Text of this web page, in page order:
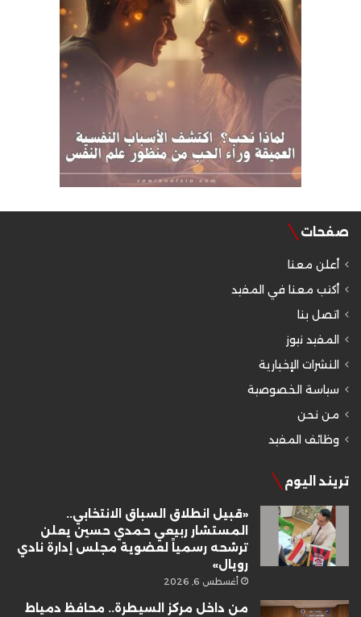
صفحات
أعلن معنا
أكتب معنا في المفيد
اتصل بنا
المفيد نيوز
النشرات الإخبارية
سياسة الخصوصية
من نحن
وظائف المفيد
تريند اليوم
«قبيل انطلاق السباق الانتخابي..
المستشار ربيعي حمدي حسين يعلن
ترشحه رسمياً لعضوية مجلس إدارة نادي
رويال»
أغسطس 6, 2026
من داخل مركز السيطرة.. محافظ دمياط